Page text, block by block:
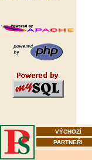
VÝCHOZÍ
PARTNEŘI